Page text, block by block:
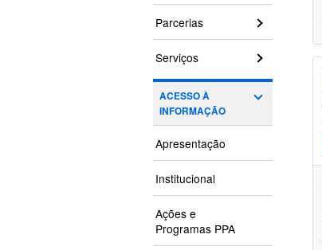
Parcerias
Serviços
ACESSO À
INFORMAÇÃO
Apresentação
Institucional
Ações e
Programas PPA